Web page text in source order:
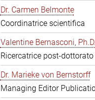
Dr. Carmen Belmonte
Coordinatrice scientifica
Valentine Bernasconi, Ph.D.
Ricercatrice post-dottorato
Dr. Marieke von Bernstorff
Managing Editor